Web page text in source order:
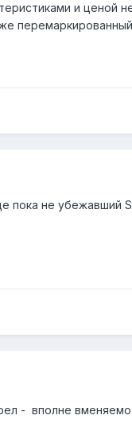
и
перемаркированный
пока не убежавший
- вполне